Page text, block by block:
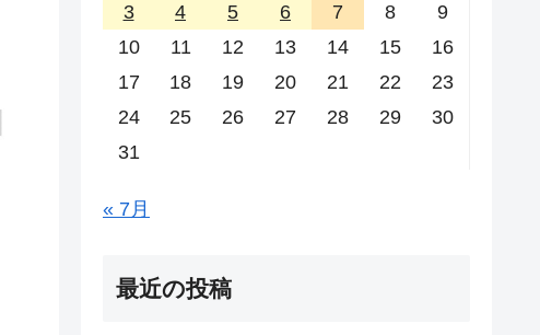
3
4 5 6 7 8
9
10
11 12 13 14 15
16
17
18 19 20 21 22
23
24
25 26 27 28 29
30
31
« 7月
最近の投稿